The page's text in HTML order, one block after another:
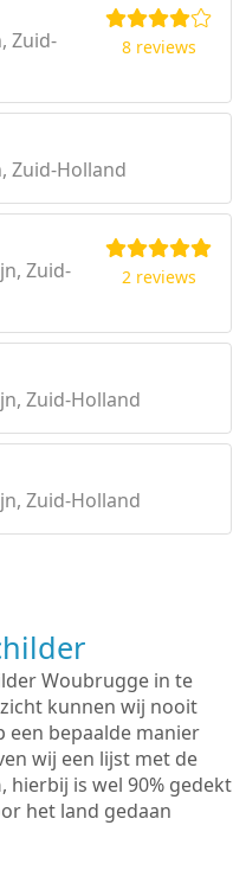
Zuid-
8 reviews
Zuid-Holland
Zuid-
2 reviews
Zuid-Holland
Zuid-Holland
Woubrugge in te
kunnen wij nooit
een bepaalde manier
wij een lijst met de
, hierbij is wel 90% gedekt
het land gedaan